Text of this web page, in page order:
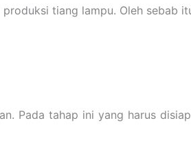
tiang lampu. Oleh sebab
Pada tahap ini yang harus